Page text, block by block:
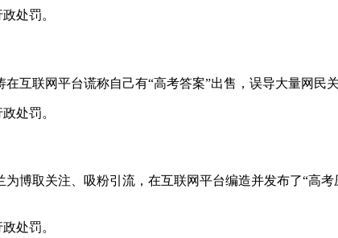
处罚。
互联网平台谎称自己有“高考答案”出售，误导大量网民
处罚。
为博取关注、吸粉引流，在互联网平台编造并发布了“高
处罚。